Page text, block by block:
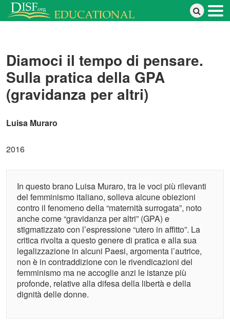
Salta al contenuto principale
Diamoci il tempo di pensare.
Sulla pratica della GPA
(gravidanza per altri)
Luisa Muraro
2016
In questo brano Luisa Muraro, tra le voci più rilevanti
del femminismo italiano, solleva alcune obiezioni
contro il fenomeno della “maternità surrogata”, noto
anche come “gravidanza per altri” (GPA) e
stigmatizzato con l’espressione “utero in affitto”. La
critica rivolta a questo genere di pratica e alla sua
legalizzazione in alcuni Paesi, argomenta l’autrice,
non è in contraddizione con le rivendicazioni del
femminismo ma ne accoglie anzi le istanze più
profonde, relative alla difesa della libertà e della
dignità delle donne.